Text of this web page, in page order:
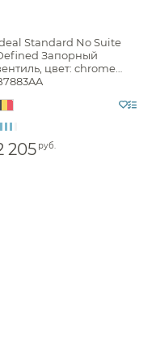
бумаги
Standard No Suite
Запорный
цвет: chrome
205 руб.